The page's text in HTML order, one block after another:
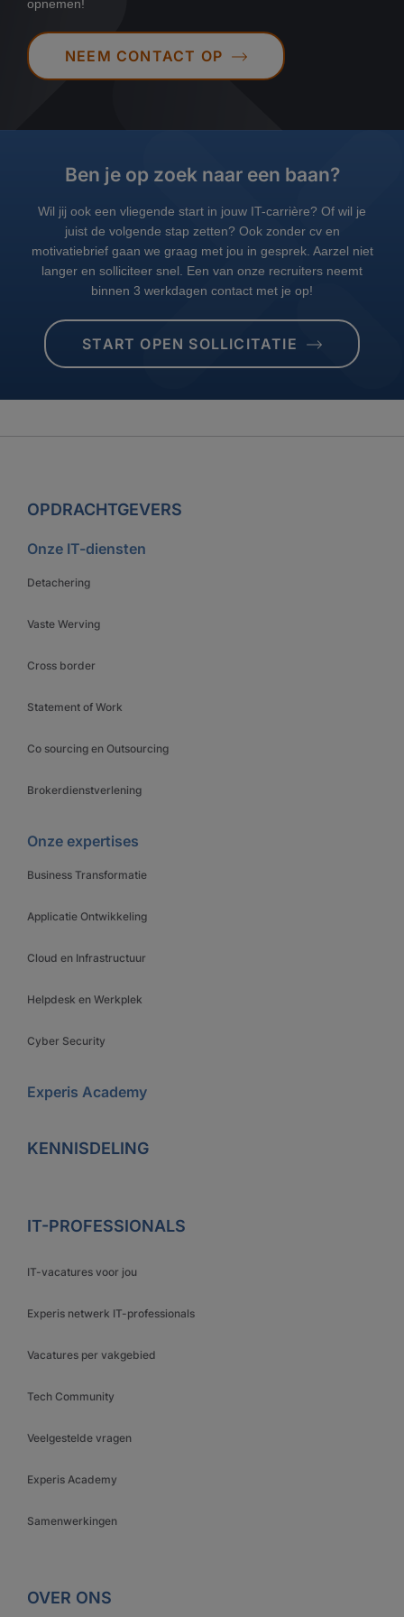
opnemen!
NEEM CONTACT OP
Ben je op zoek naar een baan?
Wil jij ook een vliegende start in jouw IT-carrière? Of wil je
juist de volgende stap zetten? Ook zonder cv en
motivatiebrief gaan we graag met jou in gesprek. Aarzel niet
langer en solliciteer snel. Een van onze recruiters neemt
binnen 3 werkdagen contact met je op!
START OPEN SOLLICITATIE
OPDRACHTGEVERS
Onze IT-diensten
Detachering
Vaste Werving
Cross border
Statement of Work
Co sourcing en Outsourcing
Brokerdienstverlening
Onze expertises
Business Transformatie
Applicatie Ontwikkeling
Cloud en Infrastructuur
Helpdesk en Werkplek
Cyber Security
Experis Academy
KENNISDELING
IT-PROFESSIONALS
IT-vacatures voor jou
Experis netwerk IT-professionals
Vacatures per vakgebied
Tech Community
Veelgestelde vragen
Experis Academy
Samenwerkingen
OVER ONS